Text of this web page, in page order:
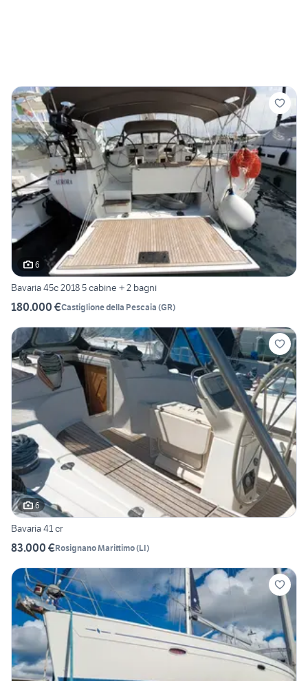
6
Bavaria 45c 2018 5 cabine + 2 bagni
180.000 €Castiglione della Pescaia (GR)
6
Bavaria 41 cr
83.000 €Rosignano Marittimo(LI)